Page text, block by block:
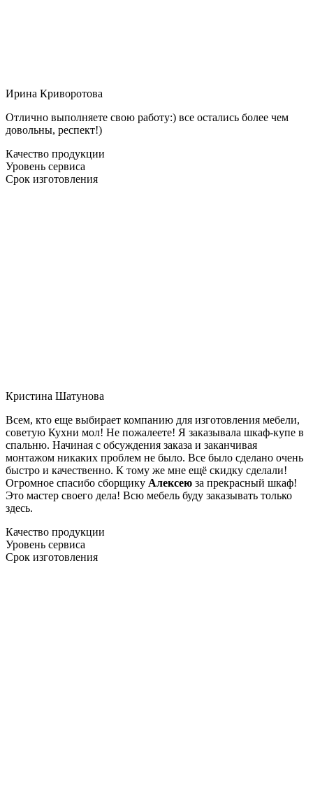
Ирина Криворотова
Отлично выполняете свою работу:) все остались более чем
довольны, респект!)
Качество продукции
Уровень сервиса
Срок изготовления
Кристина Шатунова
Всем, кто еще выбирает компанию для изготовления мебели,
советую Кухни мол! Не пожалеете! Я заказывала шкаф-купе в
спальню. Начиная с обсуждения заказа и заканчивая
монтажом никаких проблем не было. Все было сделано очень
быстро и качественно. К тому же мне ещё скидку сделали!
Огромное спасибо сборщику Алексею за прекрасный шкаф!
Это мастер своего дела! Всю мебель буду заказывать только
здесь.
Качество продукции
Уровень сервиса
Срок изготовления